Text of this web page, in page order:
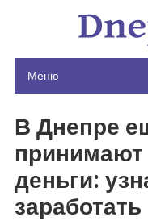
Меню
В Днепре
деньги:
заработать